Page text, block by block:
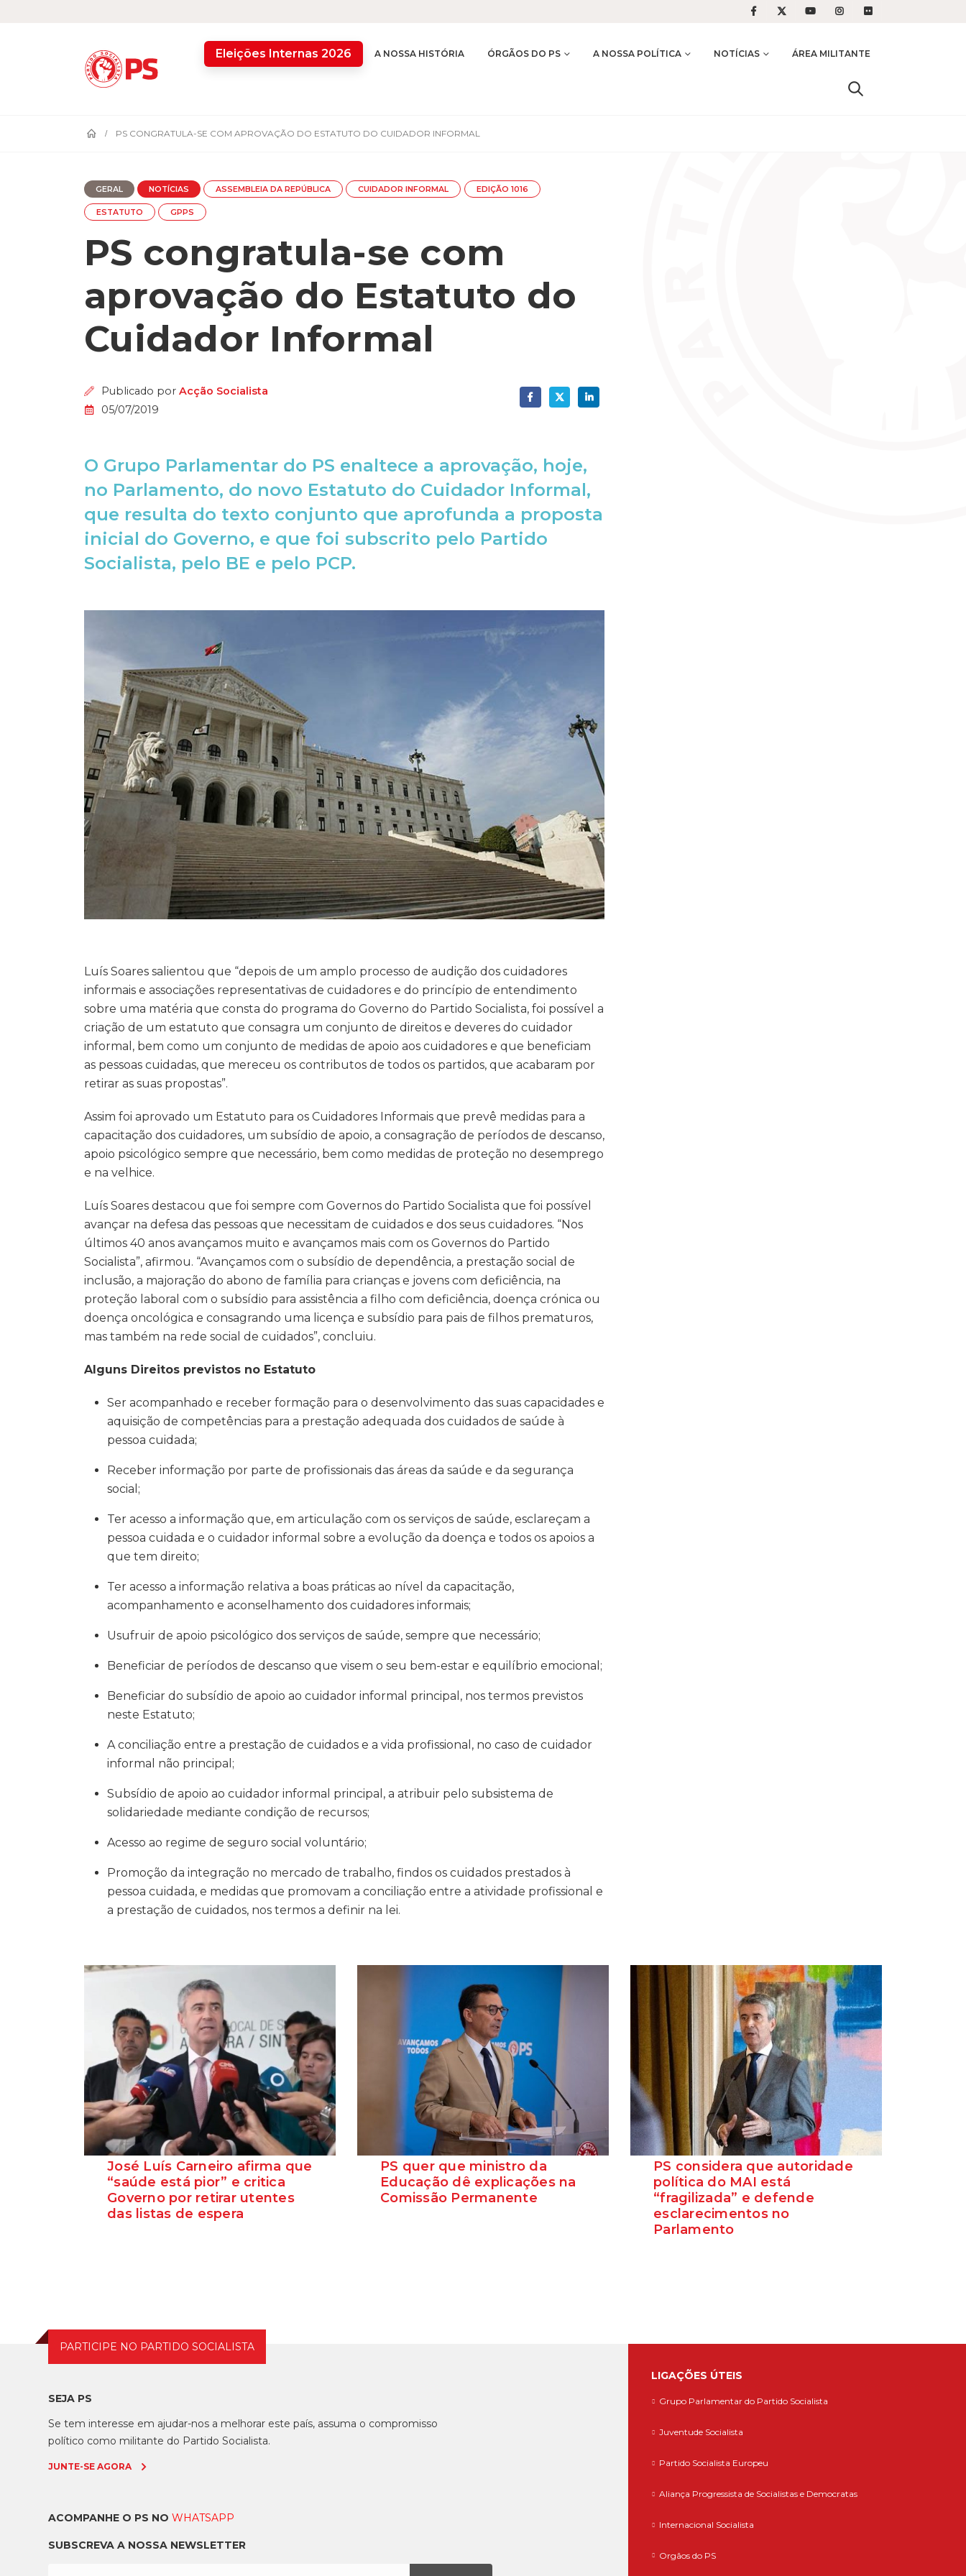
Eleições Internas 2026 A NOSSA HISTÓRIA ÓRGÃOS DO PS A NOSSA POLÍTICA NOTÍCIAS ÁREA MILITANTE
PS CONGRATULA-SE COM APROVAÇÃO DO ESTATUTO DO CUIDADOR INFORMAL
GERAL NOTÍCIAS ASSEMBLEIA DA REPÚBLICA CUIDADOR INFORMAL EDIÇÃO 1016
ESTATUTO GPPS
PS congratula-se com
aprovação do Estatuto do
Cuidador Informal
05/07/2019
Publicado porAcção Socialista
O Grupo Parlamentar do PS enaltece a aprovação, hoje,
no Parlamento, do novo Estatuto do Cuidador Informal,
que resulta do texto conjunto que aprofunda a proposta
inicial do Governo, e que foi subscrito pelo Partido
Socialista, pelo BE e pelo PCP.
Luís Soares salientou que “depois de um amplo processo de audição dos cuidadores
informais e associações representativas de cuidadores e do princípio de entendimento
sobre uma matéria que consta do programa do Governo do Partido Socialista, foi possível a
criação de um estatuto que consagra um conjunto de direitos e deveres do cuidador
informal, bem como um conjunto de medidas de apoio aos cuidadores e que beneficiam
as pessoas cuidadas, que mereceu os contributos de todos os partidos, que acabaram por
retirar as suas propostas”.
Assim foi aprovado um Estatuto para os Cuidadores Informais que prevê medidas para a
capacitação dos cuidadores, um subsídio de apoio, a consagração de períodos de descanso,
apoio psicológico sempre que necessário, bem como medidas de proteção no desemprego
e na velhice.
Luís Soares destacou que foi sempre com Governos do Partido Socialista que foi possível
avançar na defesa das pessoas que necessitam de cuidados e dos seus cuidadores. “Nos
últimos 40 anos avançamos muito e avançamos mais com os Governos do Partido
Socialista”, afirmou. “Avançamos com o subsídio de dependência, a prestação social de
inclusão, a majoração do abono de família para crianças e jovens com deficiência, na
proteção laboral com o subsídio para assistência a filho com deficiência, doença crónica ou
doença oncológica e consagrando uma licença e subsídio para pais de filhos prematuros,
mas também na rede social de cuidados”, concluiu.
Alguns Direitos previstos no Estatuto
Ser acompanhado e receber formação para o desenvolvimento das suas capacidades e
aquisição de competências para a prestação adequada dos cuidados de saúde à
pessoa cuidada;
Receber informação por parte de profissionais das áreas da saúde e da segurança
social;
Ter acesso a informação que, em articulação com os serviços de saúde, esclareçam a
pessoa cuidada e o cuidador informal sobre a evolução da doença e todos os apoios a
que tem direito;
Ter acesso a informação relativa a boas práticas ao nível da capacitação,
acompanhamento e aconselhamento dos cuidadores informais;
Usufruir de apoio psicológico dos serviços de saúde, sempre que necessário;
Beneficiar de períodos de descanso que visem o seu bem-estar e equilíbrio emocional;
Beneficiar do subsídio de apoio ao cuidador informal principal, nos termos previstos
neste Estatuto;
A conciliação entre a prestação de cuidados e a vida profissional, no caso de cuidador
informal não principal;
Subsídio de apoio ao cuidador informal principal, a atribuir pelo subsistema de
solidariedade mediante condição de recursos;
Acesso ao regime de seguro social voluntário;
Promoção da integração no mercado de trabalho, findos os cuidados prestados à
pessoa cuidada, e medidas que promovam a conciliação entre a atividade profissional e
a prestação de cuidados, nos termos a definir na lei.
José Luís Carneiro afirma que
“saúde está pior” e critica
Governo por retirar utentes
das listas de espera
PS quer que ministro da
Educação dê explicações na
Comissão Permanente
PS considera que autoridade
política do MAI está
“fragilizada” e defende
esclarecimentos no
Parlamento
PARTICIPE NO PARTIDO SOCIALISTA
SEJA PS
Se tem interesse em ajudar-nos a melhorar este país, assuma o compromisso
político como militante do Partido Socialista.
JUNTE-SE AGORA
ACOMPANHE O PS NOWHATSAPP
SUBSCREVA A NOSSA NEWSLETTER
LIGAÇÕES ÚTEIS
Grupo Parlamentar do Partido Socialista
Juventude Socialista
Partido Socialista Europeu
Aliança Progressista de Socialistas e Democratas
Internacional Socialista
Orgãos do PS